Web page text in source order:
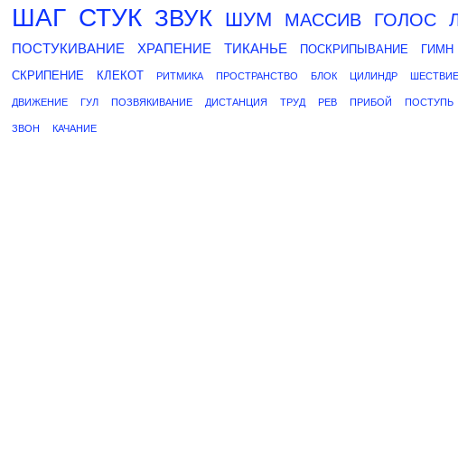
ШАГ СТУК ЗВУК ШУМ МАССИВ ГОЛОС
ПОСТУКИВАНИЕ
ХРАПЕНИЕ ТИКАНЬЕ ПОСКРИПЫВАНИЕ ГИМН
СКРИПЕНИЕ
КЛЕКОТ РИТМИКА ПРОСТРАНСТВО БЛОК ЦИЛИНДР ШЕСТВИЕ
ДВИЖЕНИЕ ГУЛ ПОЗВЯКИВАНИЕ ДИСТАНЦИЯ ТРУД РЕВ ПРИБОЙ ПОСТУПЬ
ЗВОН КАЧАНИЕ